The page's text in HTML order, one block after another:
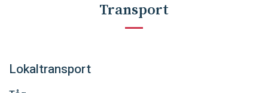
Transport
Lokaltransport